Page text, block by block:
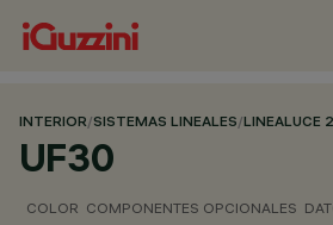
INTERIOR/SISTEMAS LINEALES/LINEALUCE
UF30
COLOR COMPONENTES OPCIONALES